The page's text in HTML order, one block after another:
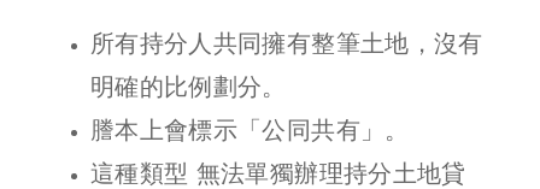
所有持分人共同擁有整筆土地，沒有
明確的比例劃分。
謄本上會標示「公同共有」。
這種類型 無法單獨辦理持分土地貸